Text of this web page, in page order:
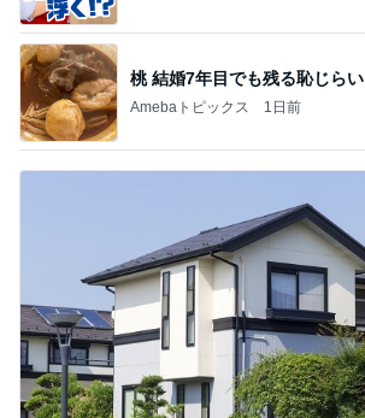
桃 結婚7年目でも残る恥じらい
Amebaトピックス 1日前